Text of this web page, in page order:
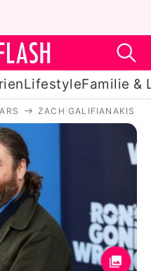
LifestyleFamilie &
Liebe
ZACH GALIFIANAKIS